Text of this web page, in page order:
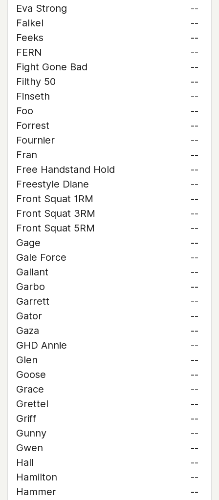
Eva Strong
--
Falkel
--
Feeks
--
FERN
--
Fight Gone Bad
--
Filthy 50
--
Finseth
--
Foo
--
Forrest
--
Fournier
--
Fran
--
Free Handstand Hold
--
Freestyle Diane
--
Front Squat 1RM
--
Front Squat 3RM
--
Front Squat 5RM
--
Gage
--
Gale Force
--
Gallant
--
Garbo
--
Garrett
--
Gator
--
Gaza
--
GHD Annie
--
Glen
--
Goose
--
Grace
--
Grettel
--
Griff
--
Gunny
--
Gwen
--
Hall
--
Hamilton
--
Hammer
--